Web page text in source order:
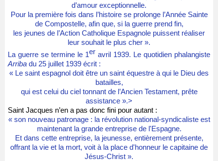
d’amour exceptionnelle.
Pour la première fois dans l’histoire se prolonge l’Année Sainte
de Compostelle, afin que, si la guerre prend fin,
les jeunes de l’Action Catholique Espagnole puissent réaliser
leur souhait le plus cher ».
La guerre se termine le 1er avril 1939. Le quotidien phalangiste
Arriba du 25 juillet 1939 écrit :
« Le saint espagnol doit être un saint équestre à qui le Dieu des
batailles,
qui est celui du ciel tonnant de l’Ancien Testament, prête
assistance ».>
Saint Jacques n’en a pas donc fini pour autant :
« son nouveau patronage : la révolution national-syndicaliste est
maintenant la grande entreprise de l'Espagne.
Et dans cette entreprise, la jeunesse, entièrement présente,
offrant la vie et la mort, voit à la place d'honneur le capitaine de
Jésus-Christ ».